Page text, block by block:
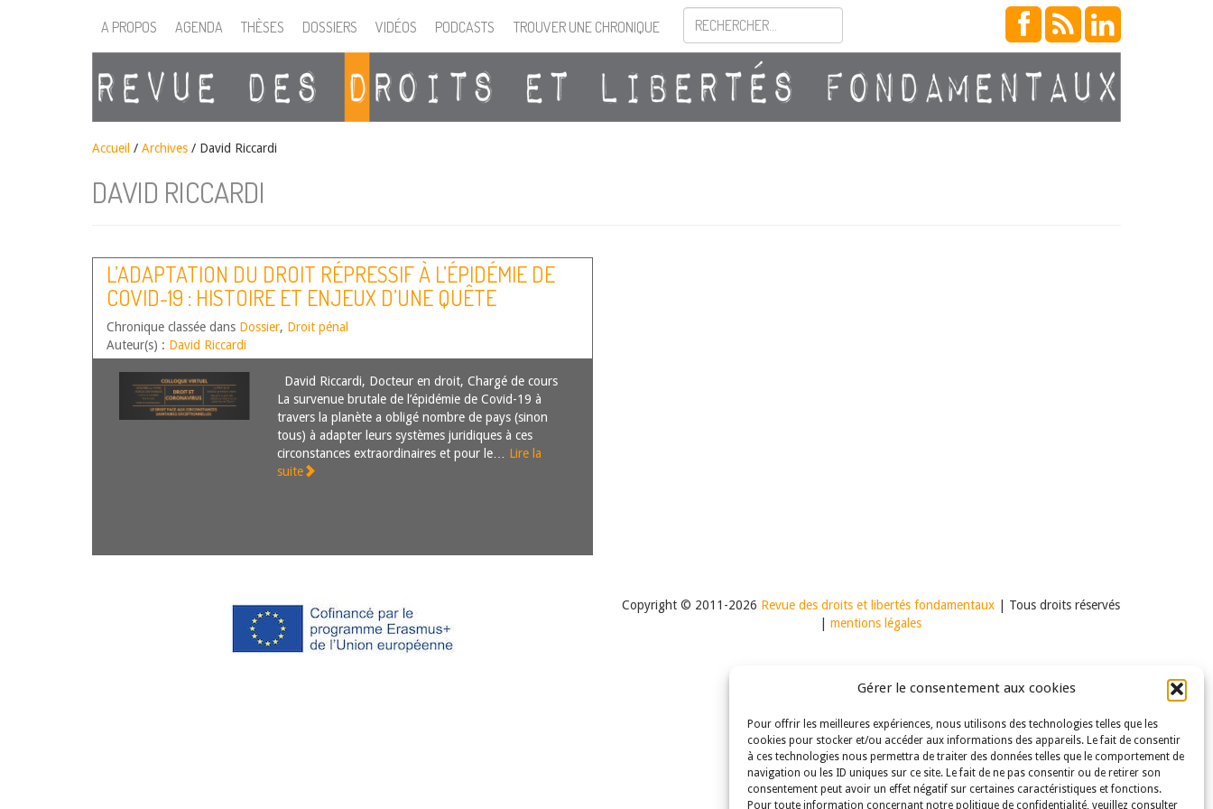
Gérer le consentement aux cookies
Pour offrir les meilleures expériences, nous utilisons des technologies telles que les
cookies pour stocker et/ou accéder aux informations des appareils. Le fait de consentir
à ces technologies nous permettra de traiter des données telles que le comportement de
navigation ou les ID uniques sur ce site. Le fait de ne pas consentir ou de retirer son
consentement peut avoir un effet négatif sur certaines caractéristiques et fonctions.
Pour toute information concernant notre politique de confidentialité, veuillez consulter
A PROPOS AGENDA THÈSES DOSSIERS VIDÉOS PODCASTS TROUVER UNE CHRONIQUE
Accueil / Archives / David Riccardi
DAVID RICCARDI
L’ADAPTATION DU DROIT RÉPRESSIF À L’ÉPIDÉMIE DE
COVID-19 : HISTOIRE ET ENJEUX D’UNE QUÊTE
REDOUTABLE
Chronique classée dans Dossier, Droit pénal
Auteur(s) : David Riccardi
David Riccardi, Docteur en droit, Chargé de cours
La survenue brutale de l’épidémie de Covid-19 à
travers la planète a obligé nombre de pays (sinon
tous) à adapter leurs systèmes juridiques à ces
circonstances extraordinaires et pour le… Lire la
suite
Copyright © 2011-2026 Revue des droits et libertés fondamentaux| Tous droits réservés
mentions légales